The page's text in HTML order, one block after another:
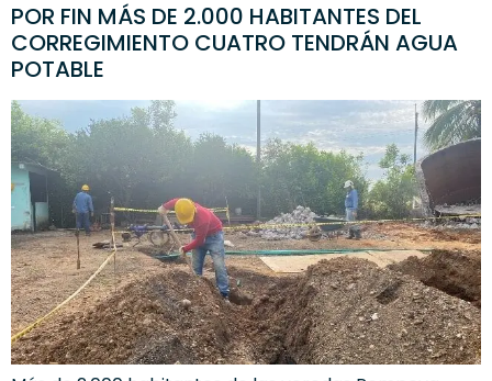
POR FIN MÁS DE 2.000 HABITANTES DEL
CORREGIMIENTO CUATRO TENDRÁN AGUA
POTABLE